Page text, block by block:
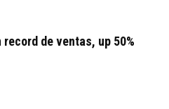
record de ventas, up 50%